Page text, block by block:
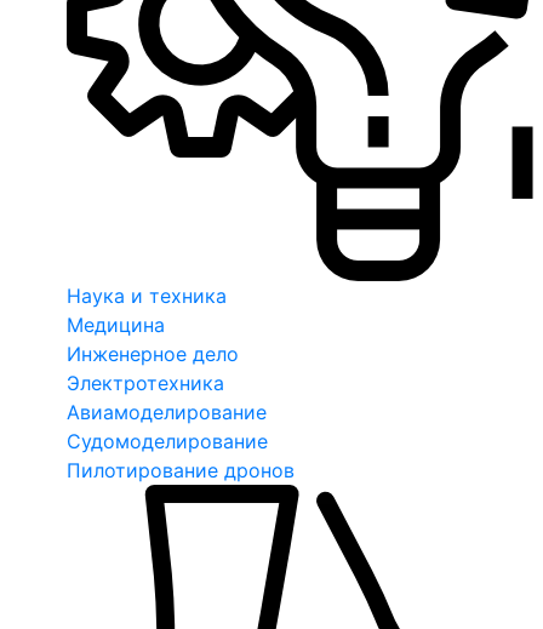
Наука и техника
Медицина
Инженерное дело
Электротехника
Авиамоделирование
Судомоделирование
Пилотирование дронов